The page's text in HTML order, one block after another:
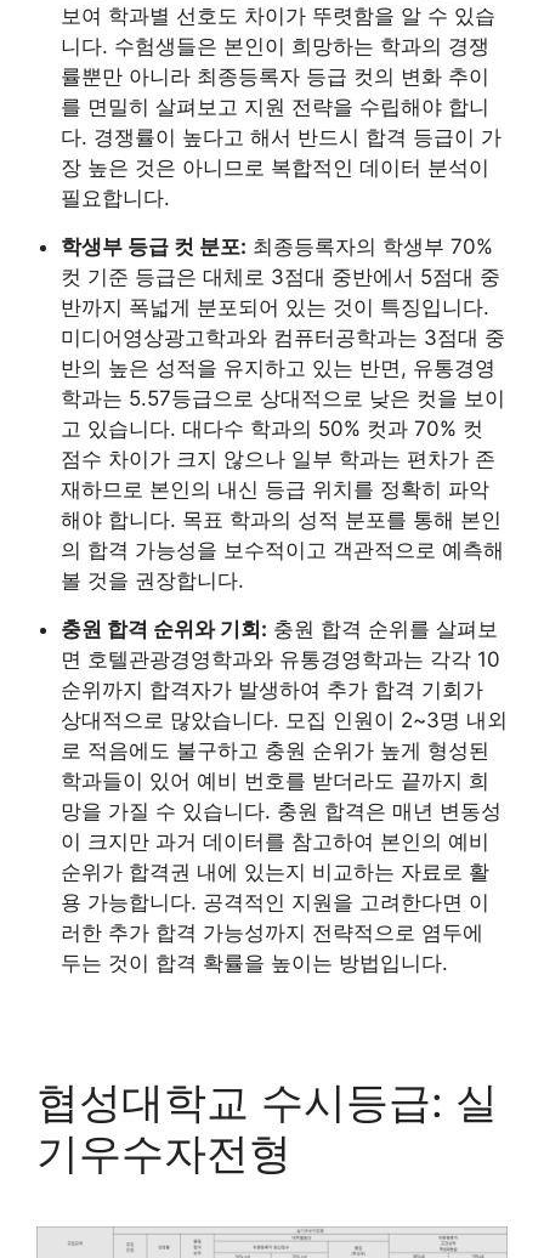
보여 학과별 선호도 차이가 뚜렷함을 알 수 있습
니다. 수험생들은 본인이 희망하는 학과의 경쟁
률뿐만 아니라 최종등록자 등급 컷의 변화 추이
를 면밀히 살펴보고 지원 전략을 수립해야 합니
다. 경쟁률이 높다고 해서 반드시 합격 등급이 가
장 높은 것은 아니므로 복합적인 데이터 분석이
필요합니다.
학생부 등급 컷 분포: 최종등록자의 학생부 70%
컷 기준 등급은 대체로 3점대 중반에서 5점대 중
반까지 폭넓게 분포되어 있는 것이 특징입니다.
미디어영상광고학과와 컴퓨터공학과는 3점대 중
반의 높은 성적을 유지하고 있는 반면, 유통경영
학과는 5.57등급으로 상대적으로 낮은 컷을 보이
고 있습니다. 대다수 학과의 50% 컷과 70% 컷
점수 차이가 크지 않으나 일부 학과는 편차가 존
재하므로 본인의 내신 등급 위치를 정확히 파악
해야 합니다. 목표 학과의 성적 분포를 통해 본인
의 합격 가능성을 보수적이고 객관적으로 예측해
볼 것을 권장합니다.
충원 합격 순위와 기회: 충원 합격 순위를 살펴보
면 호텔관광경영학과와 유통경영학과는 각각 10
순위까지 합격자가 발생하여 추가 합격 기회가
상대적으로 많았습니다. 모집 인원이 2~3명 내외
로 적음에도 불구하고 충원 순위가 높게 형성된
학과들이 있어 예비 번호를 받더라도 끝까지 희
망을 가질 수 있습니다. 충원 합격은 매년 변동성
이 크지만 과거 데이터를 참고하여 본인의 예비
순위가 합격권 내에 있는지 비교하는 자료로 활
용 가능합니다. 공격적인 지원을 고려한다면 이
러한 추가 합격 가능성까지 전략적으로 염두에
두는 것이 합격 확률을 높이는 방법입니다.
협성대학교 수시등급: 실
기우수자전형